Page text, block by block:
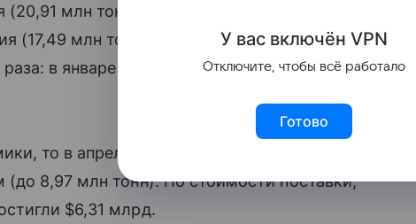
(20,91 млн тонн), резко повысившая показатель —
(17,49 млн тонн, падение на 33%) и Индонезия
в январе — апреле 2025 года было всего 114,77
то в апреле Китай сократил импорт нефти из РФ
(до 8,97 млн тонн). По стоимости поставки,
$6,31 млрд.
У вас включён VPN
Отключите, чтобы всё работало
Готово